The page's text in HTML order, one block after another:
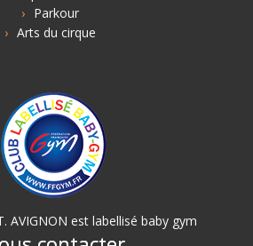
Parkour
Arts du cirque
AVIGNON est labellisé baby gym